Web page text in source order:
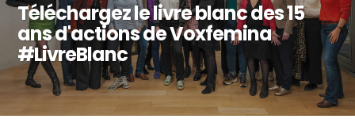
Téléchargez le livre blanc des 15
ans d'actions de Voxfemina
#LivreBlanc